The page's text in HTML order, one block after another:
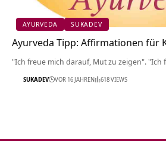
AYURVEDA SUKADEV
Ayurveda Tipp: Affirmationen für
"Ich freue mich darauf, Mut zu zeigen". "Ich
SUKADEV VOR 16 JAHREN 618 VIEWS